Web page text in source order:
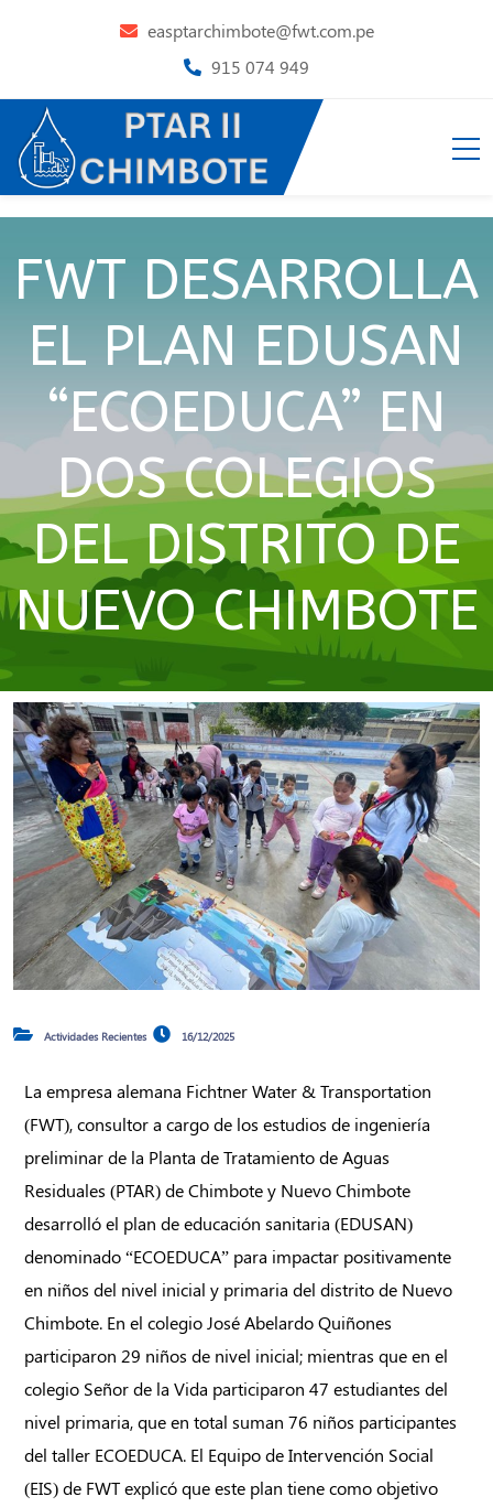
easptarchimbote@fwt.com.pe
915 074 949
FWT DESARROLLA
EL PLAN EDUSAN
“ECOEDUCA” EN
DOS COLEGIOS
DEL DISTRITO DE
NUEVO CHIMBOTE
Actividades Recientes 16/12/2025
La empresa alemana Fichtner Water & Transportation
(FWT), consultor a cargo de los estudios de ingeniería
preliminar de la Planta de Tratamiento de Aguas
Residuales (PTAR) de Chimbote y Nuevo Chimbote
desarrolló el plan de educación sanitaria (EDUSAN)
denominado “ECOEDUCA” para impactar positivamente
en niños del nivel inicial y primaria del distrito de Nuevo
Chimbote. En el colegio José Abelardo Quiñones
participaron 29 niños de nivel inicial; mientras que en el
colegio Señor de la Vida participaron 47 estudiantes del
nivel primaria, que en total suman 76 niños participantes
del taller ECOEDUCA. El Equipo de Intervención Social
(EIS) de FWT explicó que este plan tiene como objetivo